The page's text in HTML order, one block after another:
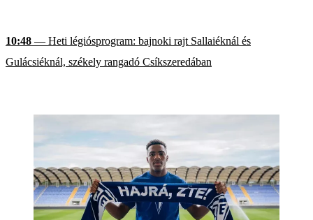
10:48 — Heti légiósprogram: bajnoki rajt Sallaiéknál és
Gulácsiéknál, székely rangadó Csíkszeredában